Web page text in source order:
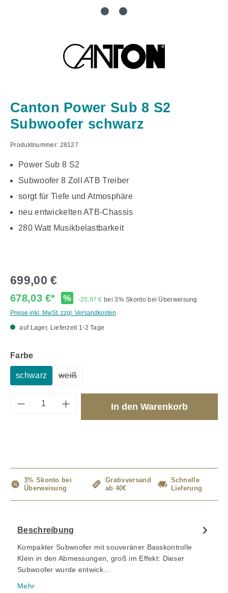
Canton Power Sub 8 S2
Subwoofer schwarz
Produktnummer: 28127
Power Sub 8 S2
Subwoofer 8 Zoll ATB Treiber
sorgt für Tiefe und Atmosphäre
neu entwickelten ATB-Chassis
280 Watt Musikbelastbarkeit
699,00 €
678,03 €* % -20,97 € bei 3% Skonto bei Überweisung
Preise inkl. MwSt. zzgl. Versandkosten
auf Lager, Lieferzeit 1-2 Tage
Farbeauswählen
schwarz weiß
Produkt Anzahl: Gib den gewünschten
In den Warenkorb
3% Skonto bei
Überweisung
Gratisversand
ab 40€
Schnelle
Lieferung
Beschreibung
Kompakter Subwoofer mit souveräner Basskontrolle
Klein in den Abmessungen, groß im Effekt: Dieser
Subwoofer wurde entwick…
Mehr